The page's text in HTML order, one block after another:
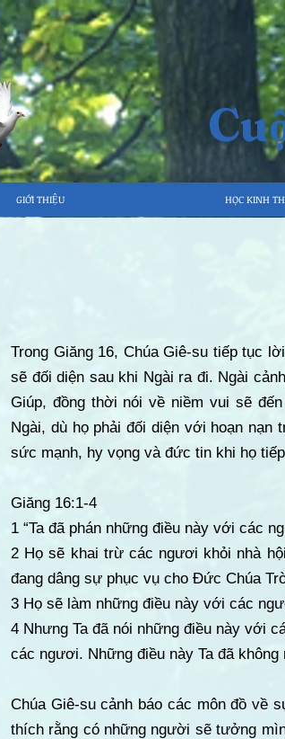
GIỚI THIỆU HỌC KINH
Trong Giăng 16, Chúa Giê-su tiếp tục
sẽ đối diện sau khi Ngài ra đi. Ngài
Giúp, đồng thời nói về niềm vui sẽ
Ngài, dù họ phải đối diện với hoạn nạn
sức mạnh, hy vọng và đức tin khi họ
Giăng 16:1-4
1 “Ta đã phán những điều này với các
2 Họ sẽ khai trừ các ngươi khỏi nhà
đang dâng sự phục vụ cho Đức Chúa
3 Họ sẽ làm những điều này với các
4 Nhưng Ta đã nói những điều này với
các ngươi. Những điều này Ta đã
Chúa Giê-su cảnh báo các môn đồ về
thích rằng có những người sẽ tưởng